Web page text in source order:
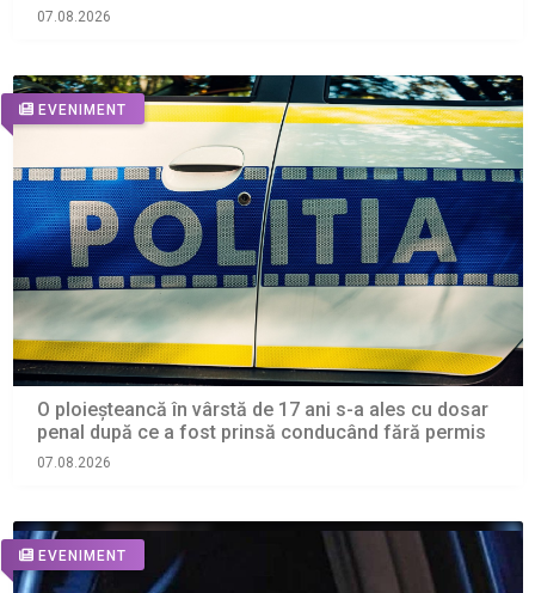
07.08.2026
EVENIMENT
O ploieșteancă în vârstă de 17 ani s-a ales cu dosar
penal după ce a fost prinsă conducând fără permis
07.08.2026
EVENIMENT